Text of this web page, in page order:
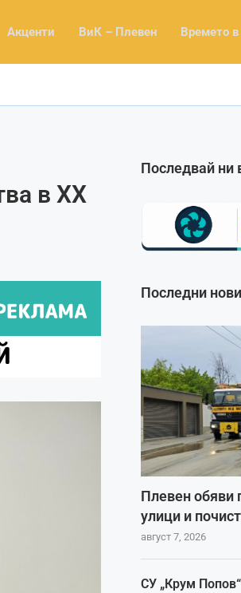
Акценти ВиК – Плевен Времето
в XX
Последвай ни
Последни
Плевен обяви
улици и
август 7, 2026
СУ „Крум